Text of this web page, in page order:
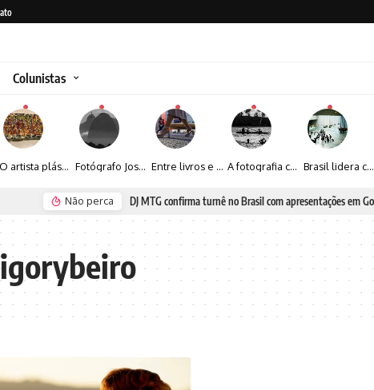
Colunistas
O artista plástico Jorge Luiz transforma sustentabilidade e criatividade em arte contemporânea Fotógrafo José Roberto apresenta um olhar sensível sobre arquitetura, formas e luz na fotografia Entre livros e fotografia autoral, Sebastião Reis consolida uma trajetória marcada pelo olhar artístico A fotografia contemporânea de Cynthia Feyh Jappur entre luz, movimento e arte Brasil lidera crescimento entre os 15 maiores mercados globais de viagens corporativas
Não perca Renato Seerig e a poesia da natureza iluminada pela lua